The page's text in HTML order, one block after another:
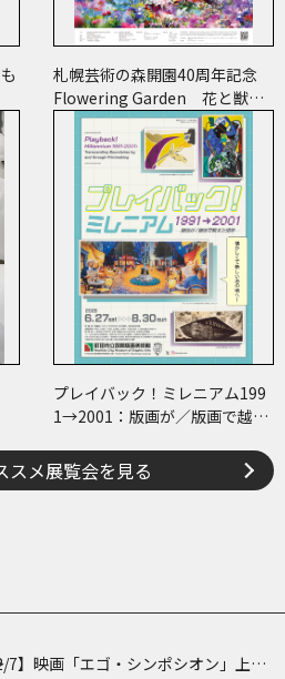
札幌芸術の森開園40周年記念
Flowering Garden 花と獣
いろとかたち
プレイバック！ミレニアム199
1→2001：版画が／版画で越え
スメ展覧会を見る
7】映画「エゴ・シンポシオン」上映